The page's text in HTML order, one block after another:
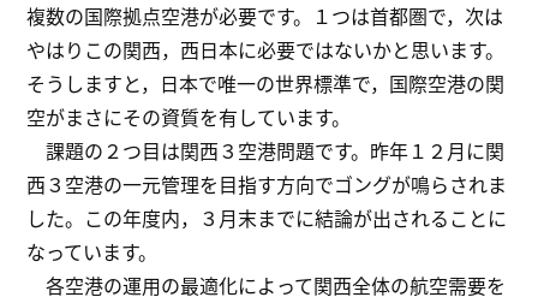
複数の国際拠点空港が必要です。１つは首都圏で，次は
やはりこの関西，西日本に必要ではないかと思います。
そうしますと，日本で唯一の世界標準で，国際空港の関
空がまさにその資質を有しています。
課題の２つ目は関西３空港問題です。昨年１２月に関
西３空港の一元管理を目指す方向でゴングが鳴らされま
した。この年度内，３月末までに結論が出されることに
なっています。
各空港の運用の最適化によって関西全体の航空需要を